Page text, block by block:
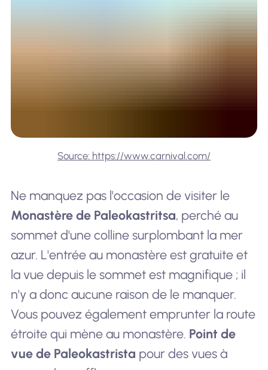
Source: https://www.carnival.com/
Ne manquez pas l'occasion de visiter le
Monastère de Paleokastritsa, perché au
sommet d'une colline surplombant la mer
azur. L'entrée au monastère est gratuite et
la vue depuis le sommet est magnifique ; il
n'y a donc aucune raison de le manquer.
Vous pouvez également emprunter la route
étroite qui mène au monastère. Point de
vue de Paleokastrista pour des vues à